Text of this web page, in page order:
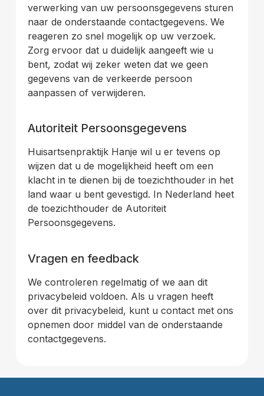
verwerking van uw persoonsgegevens sturen
naar de onderstaande contactgegevens. We
reageren zo snel mogelijk op uw verzoek.
Zorg ervoor dat u duidelijk aangeeft wie u
bent, zodat wij zeker weten dat we geen
gegevens van de verkeerde persoon
aanpassen of verwijderen.
Autoriteit Persoonsgegevens
Huisartsenpraktijk Hanje wil u er tevens op
wijzen dat u de mogelijkheid heeft om een
klacht in te dienen bij de toezichthouder in het
land waar u bent gevestigd. In Nederland heet
de toezichthouder de Autoriteit
Persoonsgegevens.
Vragen en feedback
We controleren regelmatig of we aan dit
privacybeleid voldoen. Als u vragen heeft
over dit privacybeleid, kunt u contact met ons
opnemen door middel van de onderstaande
contactgegevens.